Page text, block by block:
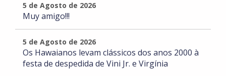
5 de Agosto de 2026
Muy amigo!!!
5 de Agosto de 2026
Os Hawaianos levam clássicos dos anos 2000 à
festa de despedida de Vini Jr. e Virgínia